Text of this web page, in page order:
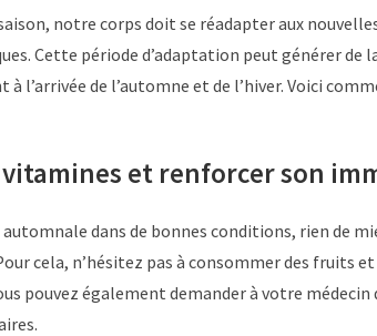
notre corps doit se réadapter aux
Cette période d’adaptation peut générer de
l’arrivée de l’automne et de l’hiver. Voici
vitamines et renforcer son
dans de bonnes conditions, rien de
cela, n’hésitez pas à consommer des fruits
pouvez également demander à votre médecin